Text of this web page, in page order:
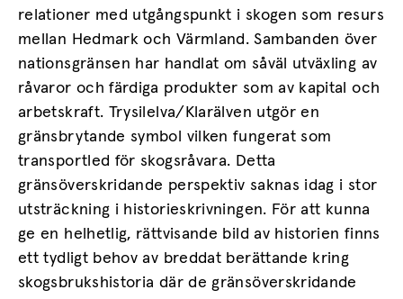
relationer med utgångspunkt i skogen som resurs
mellan Hedmark och Värmland. Sambanden över
nationsgränsen har handlat om såväl utväxling av
råvaror och färdiga produkter som av kapital och
arbetskraft. Trysilelva/Klarälven utgör en
gränsbrytande symbol vilken fungerat som
transportled för skogsråvara. Detta
gränsöverskridande perspektiv saknas idag i stor
utsträckning i historieskrivningen. För att kunna
ge en helhetlig, rättvisande bild av historien finns
ett tydligt behov av breddat berättande kring
skogsbrukshistoria där de gränsöverskridande